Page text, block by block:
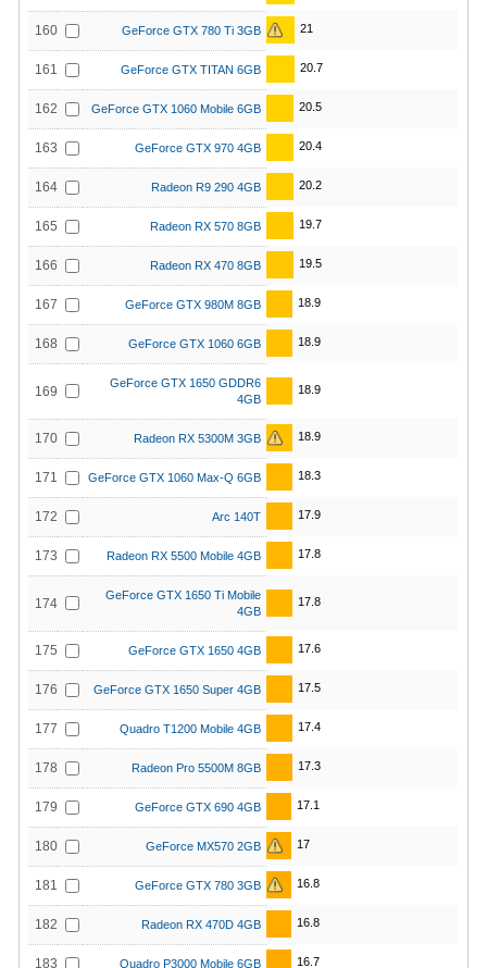
160 GeForce GTX 780 Ti 3GB 21
161 GeForce GTX TITAN 6GB 20.7
162 GeForce GTX 1060 Mobile 6GB 20.5
163 GeForce GTX 970 4GB 20.4
164 Radeon R9 290 4GB 20.2
165 Radeon RX 570 8GB 19.7
166 Radeon RX 470 8GB 19.5
167 GeForce GTX 980M 8GB 18.9
168 GeForce GTX 1060 6GB 18.9
169
GeForce GTX 1650 GDDR6
4GB
18.9
170 Radeon RX 5300M 3GB 18.9
171 GeForce GTX 1060 Max-Q 6GB 18.3
172 Arc 140T 17.9
173 Radeon RX 5500 Mobile 4GB 17.8
174
GeForce GTX 1650 Ti Mobile
4GB
17.8
175 GeForce GTX 1650 4GB 17.6
176 GeForce GTX 1650 Super 4GB 17.5
177 Quadro T1200 Mobile 4GB 17.4
178 Radeon Pro 5500M 8GB 17.3
179 GeForce GTX 690 4GB 17.1
180 GeForce MX570 2GB 17
181 GeForce GTX 780 3GB 16.8
182 Radeon RX 470D 4GB 16.8
183 Quadro P3000 Mobile 6GB 16.7